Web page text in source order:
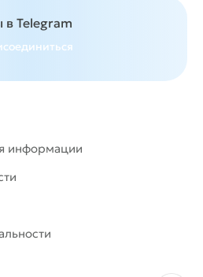
Telegram
информации